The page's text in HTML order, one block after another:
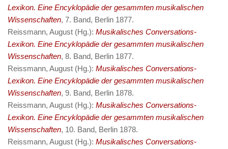
Lexikon. Eine Encyklopädie der gesammten musikalischen
Wissenschaften, 7. Band, Berlin 1877.
Reissmann, August (Hg.): Musikalisches Conversations-
Lexikon. Eine Encyklopädie der gesammten musikalischen
Wissenschaften, 8. Band, Berlin 1877.
Reissmann, August (Hg.): Musikalisches Conversations-
Lexikon. Eine Encyklopädie der gesammten musikalischen
Wissenschaften, 9. Band, Berlin 1878.
Reissmann, August (Hg.): Musikalisches Conversations-
Lexikon. Eine Encyklopädie der gesammten musikalischen
Wissenschaften, 10. Band, Berlin 1878.
Reissmann, August (Hg.): Musikalisches Conversations-